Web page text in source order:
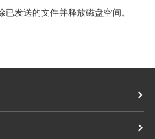
已发送的文件并释放磁盘空间。